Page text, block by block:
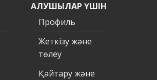
АЛУШЫЛАР ҮШІН
Профиль
Жеткізу және
төлеу
Қайтару және